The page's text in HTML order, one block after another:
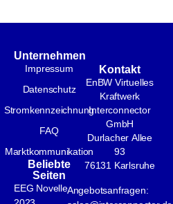
Unternehmen
Impressum
Datenschutz
Stromkennzeichnung
FAQ
Marktkommunikation
Beliebte
Seiten
EEG Novelle
Kontakt
EnBW Virtuelles
Kraftwerk
Interconnector
GmbH
Durlacher Allee
93
76131 Karlsruhe
Angebotsanfragen: